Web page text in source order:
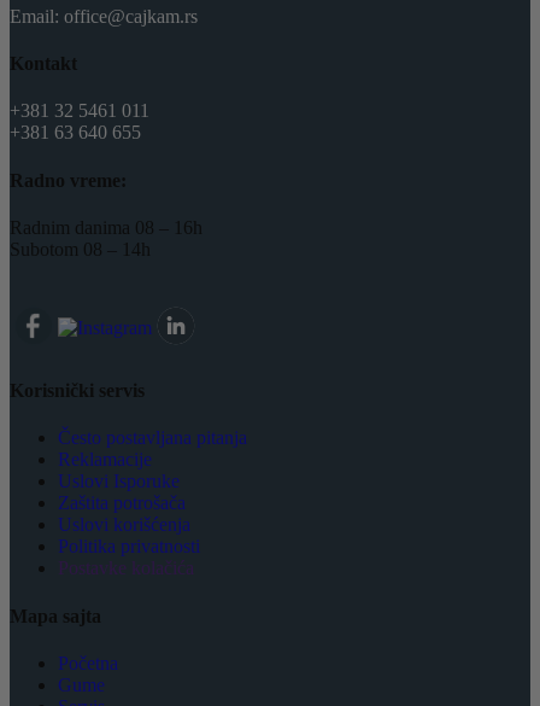
Email: office@cajkam.rs
Kontakt
+381 32 5461 011
+381 63 640 655
Radno vreme:
Radnim danima 08 – 16h
Subotom 08 – 14h
Korisnički servis
Često postavljana pitanja
Reklamacije
Uslovi Isporuke
Zaštita potrošača
Uslovi korišćenja
Politika privatnosti
Postavke kolačića
Mapa sajta
Početna
Gume